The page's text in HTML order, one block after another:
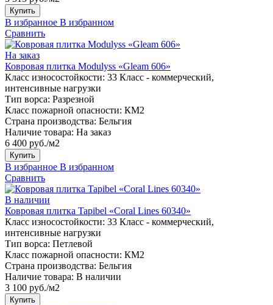
Купить
В избранное В избранном
Сравнить
На заказ
Ковровая плитка Modulyss «Gleam 606»
Класс износостойкости: 33 Класс - коммерческий,
интенсивные нагрузки
Тип ворса: Разрезной
Класс пожарной опасности: КМ2
Страна производства: Бельгия
Наличие товара: На заказ
6 400 руб./м2
Купить
В избранное В избранном
Сравнить
В наличии
Ковровая плитка Tapibel «Coral Lines 60340»
Класс износостойкости: 33 Класс - коммерческий,
интенсивные нагрузки
Тип ворса: Петлевой
Класс пожарной опасности: КМ2
Страна производства: Бельгия
Наличие товара: В наличии
3 100 руб./м2
Купить